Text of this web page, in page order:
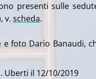
presenti sulle
v. scheda.
e foto Dario Banaudi,
Uberti il 12/10/2019